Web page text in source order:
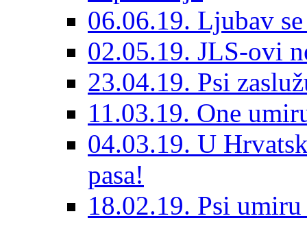
06.06.19. Ljubav
02.05.19. JLS-ovi
23.04.19. Psi
11.03.19. One
04.03.19. U
pasa!
18.02.19. Psi